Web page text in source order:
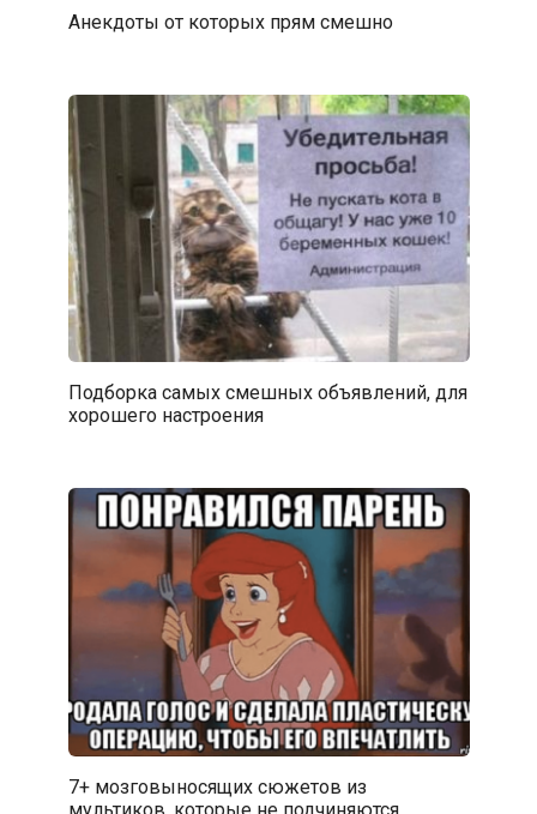
Анекдоты от которых прям смешно
Подборка самых смешных объявлений, для
хорошего настроения
7+ мозговыносящих сюжетов из